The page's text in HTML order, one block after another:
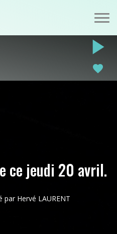
play_arrow
favorite
ce jeudi 20 avril.
Hervé LAURENT